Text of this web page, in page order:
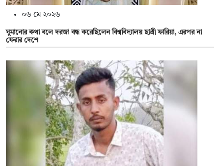
০৬ মে ২০২৬
ঘুমানোর কথা বলে দরজা বন্ধ করেছিলেন বিশ্ববিদ্যালয় ছাত্রী ফারিয়া, এরপর না
ফেরার দেশে